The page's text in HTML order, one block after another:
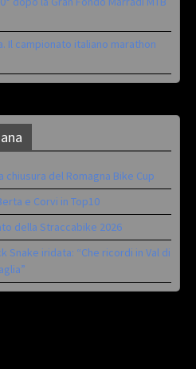
Il campionato italiano marathon
del Romagna Bike Cup
e Corvi in Top10
della Straccabike 2026
Snake iridata: “Che ricordi in Val di